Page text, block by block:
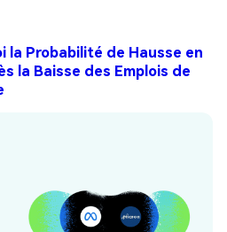
la Probabilité de Hausse en
la Baisse des Emplois de